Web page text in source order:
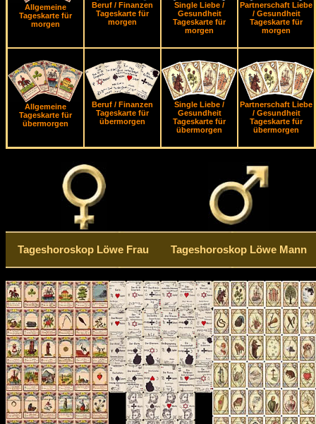
Allgemeine
Tageskarte für
morgen
Beruf / Finanzen
Tageskarte für
morgen
Single Liebe /
Gesundheit
Tageskarte für
morgen
Partnerschaft Liebe
/ Gesundheit
Tageskarte für
morgen
Allgemeine
Tageskarte für
übermorgen
Beruf / Finanzen
Tageskarte für
übermorgen
Single Liebe /
Gesundheit
Tageskarte für
übermorgen
Partnerschaft Liebe
/ Gesundheit
Tageskarte für
übermorgen
Tageshoroskop Löwe Frau Tageshoroskop Löwe Mann